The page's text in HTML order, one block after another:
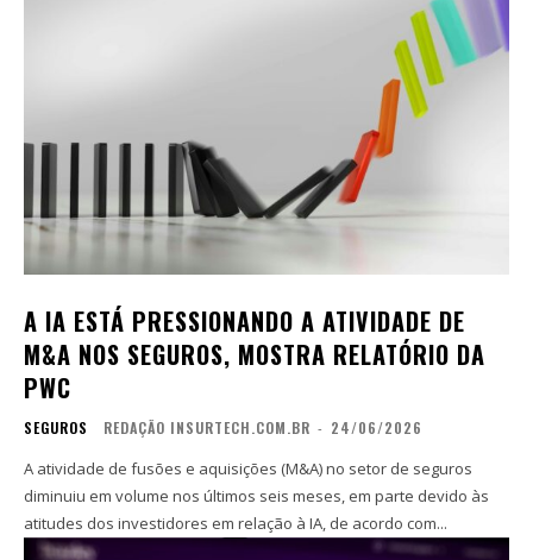
A IA ESTÁ PRESSIONANDO A ATIVIDADE DE
M&A NOS SEGUROS, MOSTRA RELATÓRIO DA
PWC
SEGUROS REDAÇÃO INSURTECH.COM.BR - 24/06/2026
A atividade de fusões e aquisições (M&A) no setor de seguros
diminuiu em volume nos últimos seis meses, em parte devido às
atitudes dos investidores em relação à IA, de acordo com...